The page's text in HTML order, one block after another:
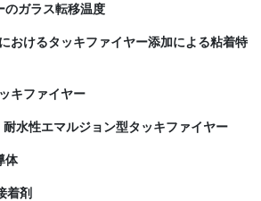
ガラス転移温度
けるタッキファイヤー添加による粘着特
キファイヤー
性エマルジョン型タッキファイヤー
体
着剤